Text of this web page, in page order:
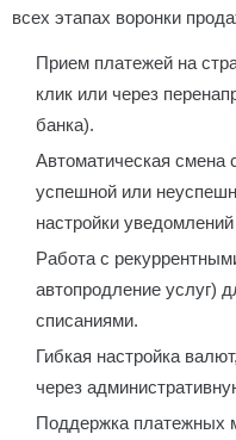
всех этапах воронки
Прием платежей на
клик или через
банка).
Автоматическая смена
успешной или
настройки
Работа с
автопродление услуг)
списаниями.
Гибкая настройка
через
Поддержка платежных